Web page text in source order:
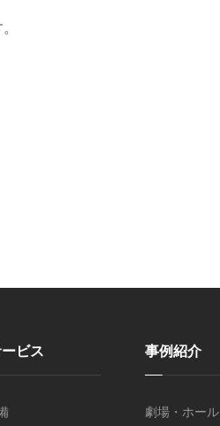
ビス 事例紹介
劇場・ホール